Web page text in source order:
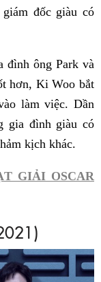
đốc giàu có
đình ông Park và
hơn, Ki Woo bắt
làm việc. Dần
gia đình giàu có
kịch khác.
GIẢI OSCAR